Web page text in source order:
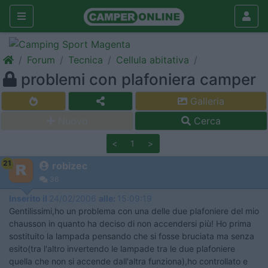
Forum Tecnica Cellula abitativa
problemi con plafoniera camper
Galleria
Cerca
< 1 >
21 robizec
36
Inserito il 24/02/2006 alle: 15:09:19
Gentilissimi,ho un problema con una delle due plafoniere del mio
chausson in quanto ha deciso di non accendersi più! Ho prima
sostituito la lampada pensando che si fosse bruciata ma senza
esito(tra l'altro invertendo le lampade tra le due plafoniere
quella che non si accende dall'altra funziona),ho controllato e